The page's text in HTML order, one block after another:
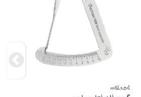
گیج و کالیپر